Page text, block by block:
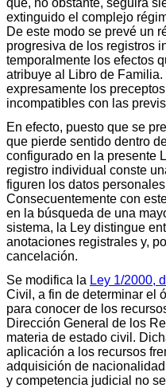
que, no obstante, seguirá
extinguido el complejo
De este modo se prevé un
progresiva de los registros
temporalmente los efectos
atribuye al Libro de
expresamente los preceptos
incompatibles con las
En efecto, puesto que se
que pierde sentido dentro
configurado en la presente
registro individual conste
figuren los datos
Consecuentemente con
en la búsqueda de una
sistema, la Ley distingue
anotaciones registrales y,
cancelación.
Se modifica la Ley 1/2000,
Civil, a fin de determinar el
para conocer de los
Dirección General de los
materia de estado civil.
aplicación a los recursos
adquisición de
y competencia judicial no